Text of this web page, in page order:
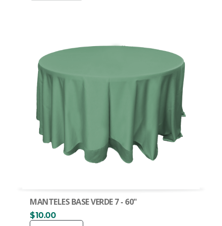
MANTELES BASE VERDE 7 - 60"
$10.00